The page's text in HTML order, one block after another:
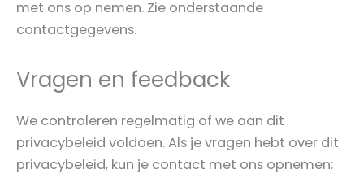
met ons op nemen. Zie onderstaande
contactgegevens.
Vragen en feedback
We controleren regelmatig of we aan dit
privacybeleid voldoen. Als je vragen hebt over dit
privacybeleid, kun je contact met ons opnemen: